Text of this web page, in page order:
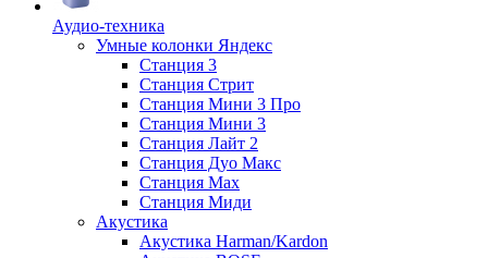
Аудио-техника
Умные колонки Яндекс
Станция 3
Станция Стрит
Станция Мини 3 Про
Станция Мини 3
Станция Лайт 2
Станция Дуо Макс
Станция Max
Станция Миди
Акустика
Акустика Harman/Kardon